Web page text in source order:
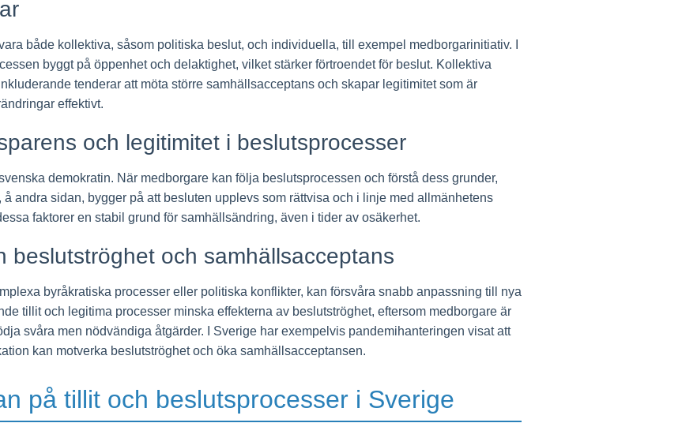
både kollektiva, såsom politiska beslut, och individuella, till exempel medborgarinitiativ. I
byggt på öppenhet och delaktighet, vilket stärker förtroendet för beslut. Kollektiva
tenderar att möta större samhällsacceptans och skapar legitimitet som är
effektivt.
och legitimitet i beslutsprocesser
demokratin. När medborgare kan följa beslutsprocessen och förstå dess grunder,
andra sidan, bygger på att besluten upplevs som rättvisa och i linje med allmänhetens
faktorer en stabil grund för samhällsändring, även i tider av osäkerhet.
beslutströghet och samhällsacceptans
byråkratiska processer eller politiska konflikter, kan försvåra snabb anpassning till nya
tillit och legitima processer minska effekterna av beslutströghet, eftersom medborgare är
svåra men nödvändiga åtgärder. I Sverige har exempelvis pandemihanteringen visat att
kan motverka beslutströghet och öka samhällsacceptansen.
på tillit och beslutsprocesser i Sverige